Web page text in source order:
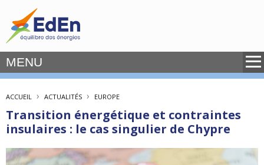
MENU
ACCUEIL › ACTUALITÉS › EUROPE
Transition énergétique et contraintes
insulaires : le cas singulier de Chypre